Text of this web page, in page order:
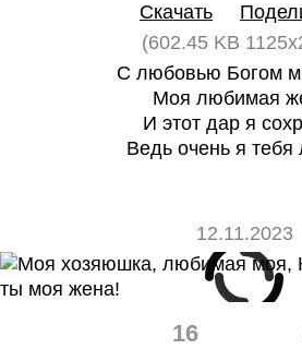
Скачать
(602.45 KB
С любовью Богом
Моя любимая
И этот дар я
Ведь очень я
12.11.2023
16